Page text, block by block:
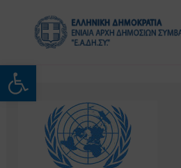
Ανοίξτε τη
περιεχόμενο